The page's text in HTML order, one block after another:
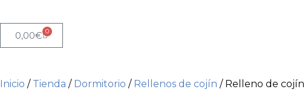
0,00€ 0
Inicio / Tienda / Dormitorio / Rellenos de cojín / Relleno de cojín